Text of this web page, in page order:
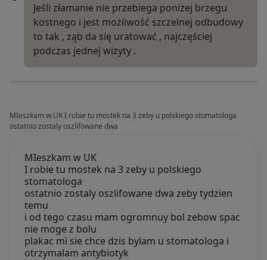
Jeśli złamanie nie przebiega poniżej brzegu
kostnego i jest możliwość szczelnej odbudowy
to tak , ząb da się uratować , najczęściej
podczas jednej wizyty .
MIeszkam w UK I robie tu mostek na 3 zeby u polskiego stomatologa
ostatnio zostaly oszlifowane dwa
MIeszkam w UK
I robie tu mostek na 3 zeby u polskiego
stomatologa
ostatnio zostaly oszlifowane dwa zeby tydzien
temu
i od tego czasu mam ogromnuy bol zebow spac
nie moge z bolu
plakac mi sie chce dzis bylam u stomatologa i
otrzymalam antybiotyk